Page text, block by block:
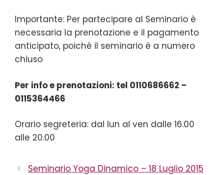
Importante: Per partecipare al Seminario è
necessaria la prenotazione e il pagamento
anticipato, poiché il seminario è a numero
chiuso
Per info e prenotazioni: tel 0110686662 –
0115364466
Orario segreteria: dal lun al ven dalle 16.00
alle 20.00
Seminario Yoga Dinamico – 18 Luglio 2015